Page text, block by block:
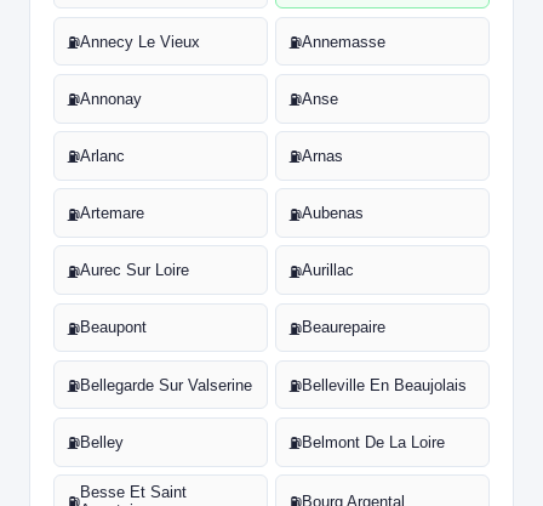
⛽Annecy Le Vieux ⛽Annemasse
⛽Annonay ⛽Anse
⛽Arlanc ⛽Arnas
⛽Artemare ⛽Aubenas
⛽Aurec Sur Loire ⛽Aurillac
⛽Beaupont ⛽Beaurepaire
⛽Bellegarde Sur Valserine ⛽Belleville En Beaujolais
⛽Belley ⛽Belmont De La Loire
Besse Et Saint
Bourg Argental